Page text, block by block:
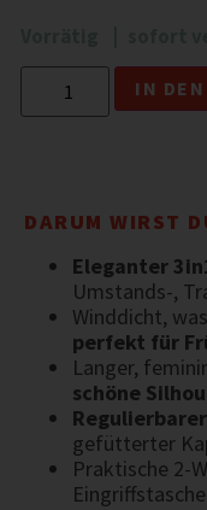
IN
DARUM WIRST
Eleganter
Umstands-,
Winddicht,
perfekt für
Langer,
schöne
gefütterter
Praktische 2-